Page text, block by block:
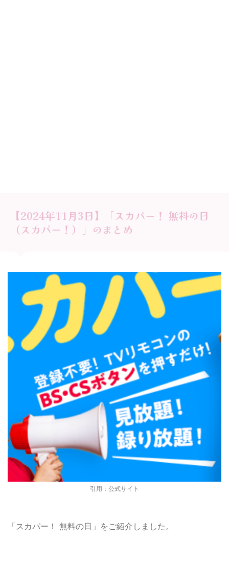
【2024年11月3日】「スカパー！ 無料の日
（スカパー！）」のまとめ
引用：公式サイト
「スカパー！ 無料の日」をご紹介しました。